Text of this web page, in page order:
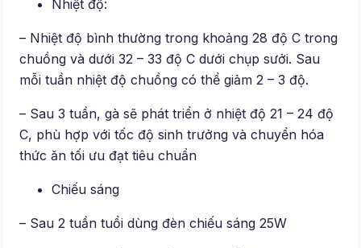
Nhiệt độ:
– Nhiệt độ bình thường trong khoảng 28 độ C trong
chuồng và dưới 32 – 33 độ C dưới chụp sưởi. Sau
mỗi tuần nhiệt độ chuồng có thể giảm 2 – 3 độ.
– Sau 3 tuần, gà sẽ phát triển ở nhiệt độ 21 – 24 độ
C, phù hợp với tốc độ sinh trưởng và chuyển hóa
thức ăn tối ưu đạt tiêu chuẩn
Chiếu sáng
– Sau 2 tuần tuổi dùng đèn chiếu sáng 25W